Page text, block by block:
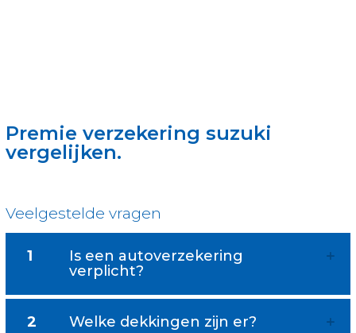
Premie verzekering suzuki
vergelijken.
Veelgestelde vragen
1
Is een autoverzekering
verplicht?
2 Welke dekkingen zijn er?